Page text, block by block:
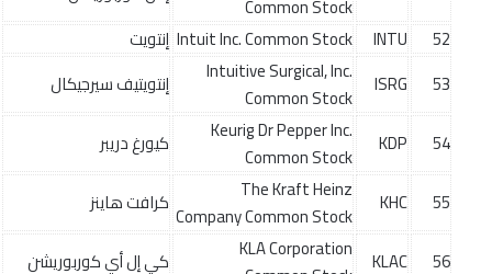
Common Stock
52
INTU
Intuit Inc. Common Stock إنتويت
53
ISRG
Intuitive Surgical, Inc.
Common Stock
إنتويتيف سيرجيكال
54
KDP
Keurig Dr Pepper Inc.
Common Stock
كيورغ دريبر
55
KHC
The Kraft Heinz
Company Common Stock كرافت هاينز
56
KLAC
KLA Corporation
كي إل أي كوربوريشن